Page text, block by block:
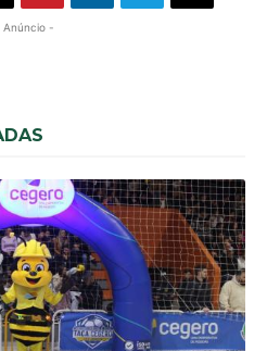
Anúncio -